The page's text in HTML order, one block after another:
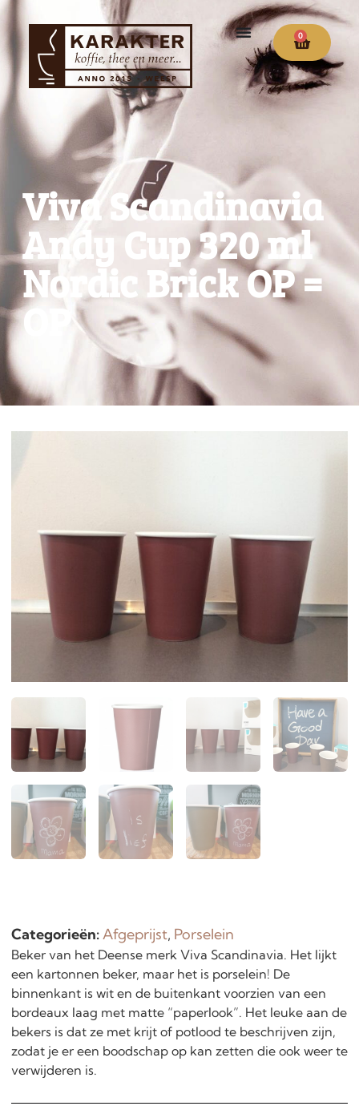
0
Viva Scandinavia
Andy Cup 320 ml
Nordic Brick OP =
OP
Categorieën:Afgeprijst, Porselein
Beker van het Deense merk Viva Scandinavia. Het lijkt
een kartonnen beker, maar het is porselein! De
binnenkant is wit en de buitenkant voorzien van een
bordeaux laag met matte “paperlook”. Het leuke aan de
bekers is dat ze met krijt of potlood te beschrijven zijn,
zodat je er een boodschap op kan zetten die ook weer te
verwijderen is.